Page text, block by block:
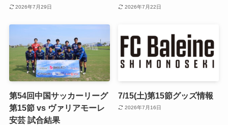
2026年7月29日 2026年7月22日
第54回中国サッカーリーグ
第15節 vs ヴァリアモーレ
安芸 試合結果
7/15(土)第15節グッズ情報
2026年7月16日